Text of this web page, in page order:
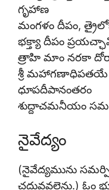
గృహాణ
మంగళం దీపం,
భక్త్యా దీపం
త్రాహి మాం నరకా దోరా
శ్రీ మహాగణాధిపతయే
ధూపదీపానంతరం
శుద్దాచమనీయం
నైవేద్యం
(నైవేద్యమును
చదువవలెను.) ఓం